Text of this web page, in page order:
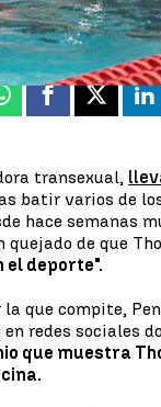
19 de febrero de
19 de febrero de
Facebook
X
transexual,
batir varios de
hace semanas
quejado de que
el deporte".
que compite,
redes sociales
que muestra